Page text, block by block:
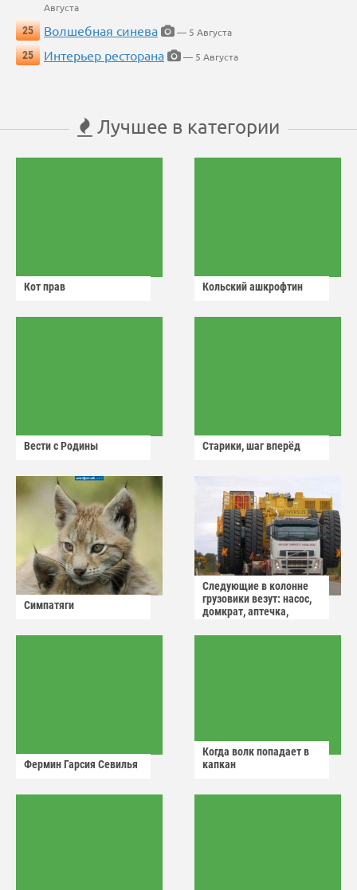
Августа
25
Волшебная синева
— 5 Августа
25
Интерьер ресторана — 5 Августа
Лучшее в категории
Кот прав Кольский ашкрофтин
Вести с Родины Старики, шаг вперёд
Симпатяги
Следующие в колонне
грузовики везут: насос,
домкрат, аптечка,
Фермин Гарсия Севилья
Когда волк попадает в
капкан